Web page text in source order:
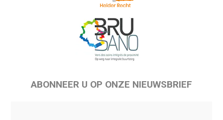
ABONNEER U OP ONZE NIEUWSBRIEF